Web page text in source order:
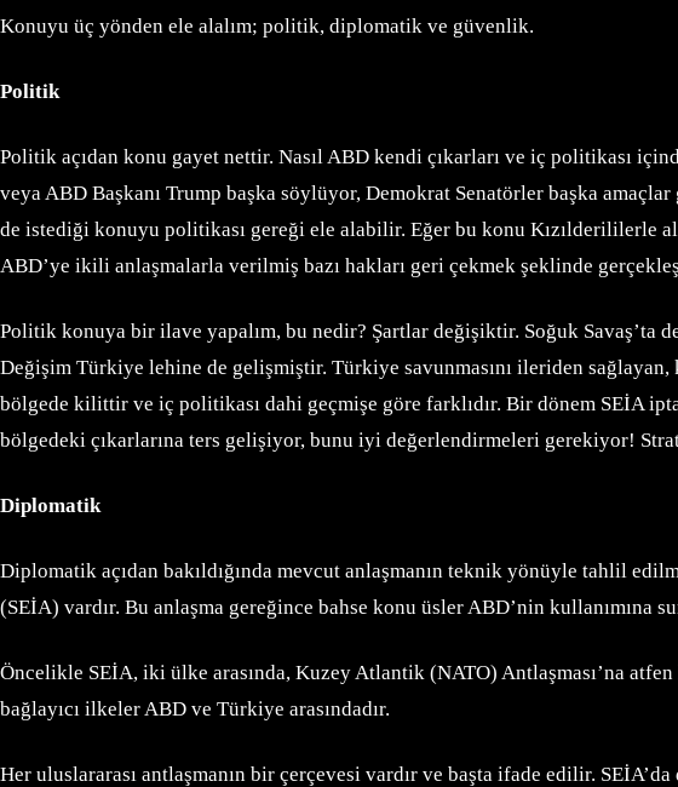
Konuyu üç yönden ele alalım; politik, diplomatik ve güvenlik.
Politik
Politik açıdan konu gayet nettir. Nasıl ABD kendi çıkarları ve iç politikası
veya ABD Başkanı Trump başka söylüyor, Demokrat Senatörler başka
de istediği konuyu politikası gereği ele alabilir. Eğer bu konu Kızılderililerle
ABD’ye ikili anlaşmalarla verilmiş bazı hakları geri çekmek şeklinde
Politik konuya bir ilave yapalım, bu nedir? Şartlar değişiktir. Soğuk Savaş’ta
Değişim Türkiye lehine de gelişmiştir. Türkiye savunmasını ileriden
bölgede kilittir ve iç politikası dahi geçmişe göre farklıdır. Bir dönem SEİA
bölgedeki çıkarlarına ters gelişiyor, bunu iyi değerlendirmeleri gerekiyor!
Diplomatik
Diplomatik açıdan bakıldığında mevcut anlaşmanın teknik yönüyle tahlil
(SEİA) vardır. Bu anlaşma gereğince bahse konu üsler ABD’nin kullanımına
Öncelikle SEİA, iki ülke arasında, Kuzey Atlantik (NATO) Antlaşması’na
bağlayıcı ilkeler ABD ve Türkiye arasındadır.
Her uluslararası antlaşmanın bir çerçevesi vardır ve başta ifade edilir.